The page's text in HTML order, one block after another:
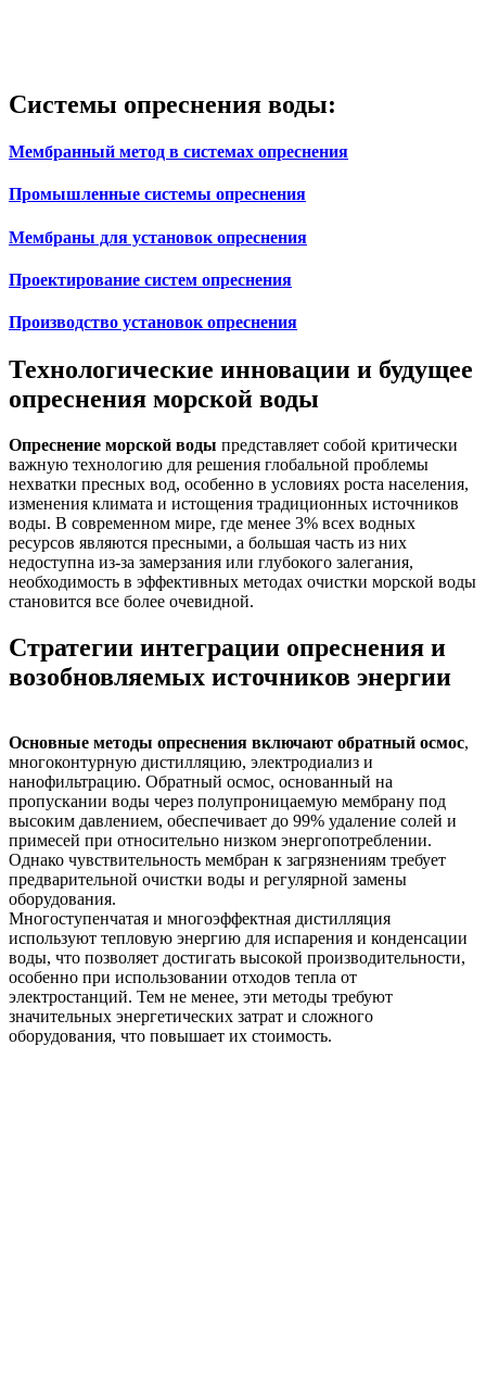
Системы опреснения воды:
Мембранный метод в системах опреснения
Промышленные системы опреснения
Мембраны для установок опреснения
Проектирование систем опреснения
Производство установок опреснения
Технологические инновации и будущее
опреснения морской воды
Опреснение морской воды представляет собой критически
важную технологию для решения глобальной проблемы
нехватки пресных вод, особенно в условиях роста населения,
изменения климата и истощения традиционных источников
воды. В современном мире, где менее 3% всех водных
ресурсов являются пресными, а большая часть из них
недоступна из-за замерзания или глубокого залегания,
необходимость в эффективных методах очистки морской воды
становится все более очевидной.
Стратегии интеграции опреснения и
возобновляемых источников энергии
Основные методы опреснения включают обратный осмос,
многоконтурную дистилляцию, электродиализ и
нанофильтрацию. Обратный осмос, основанный на
пропускании воды через полупроницаемую мембрану под
высоким давлением, обеспечивает до 99% удаление солей и
примесей при относительно низком энергопотреблении.
Однако чувствительность мембран к загрязнениям требует
предварительной очистки воды и регулярной замены
оборудования.
Многоступенчатая и многоэффектная дистилляция
используют тепловую энергию для испарения и конденсации
воды, что позволяет достигать высокой производительности,
особенно при использовании отходов тепла от
электростанций. Тем не менее, эти методы требуют
значительных энергетических затрат и сложного
оборудования, что повышает их стоимость.